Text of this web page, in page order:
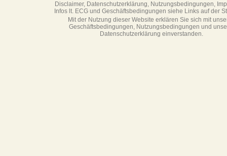
Disclaimer, Datenschutzerklärung, Nutzungsbedingungen,
Infos lt. ECG und Geschäftsbedingungen siehe Links auf der
Mit der Nutzung dieser Website erklären Sie sich mit
Geschäftsbedin­gungen, Nutzungsbedingungen und
Datenschutzerklärung einverstanden.